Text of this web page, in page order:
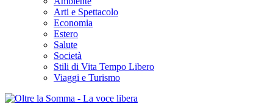
Arti e Spettacolo
Economia
Estero
Salute
Società
Stili di Vita Tempo Libero
Viaggi e Turismo